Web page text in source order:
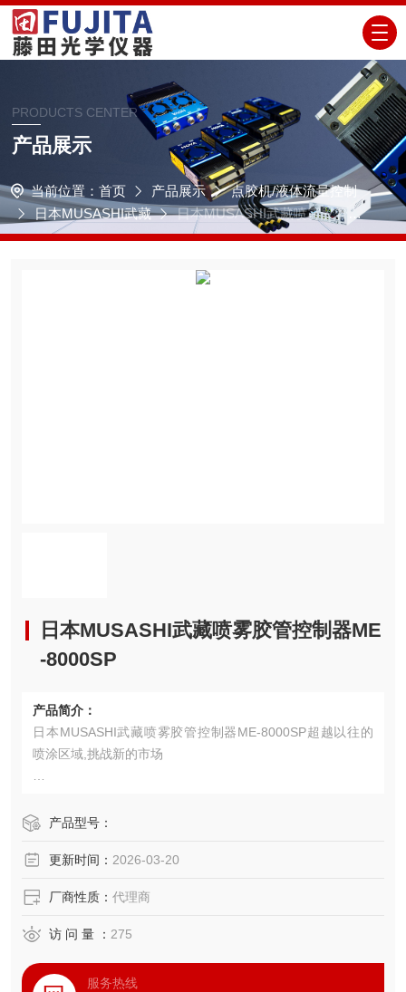
PRODUCTS CENTER
产品展示
当前位置： 首页 产品展示
点胶机/液体流量控制
日本MUSASHI武藏
日本MUSASHI武藏喷雾胶管控
制器ME-8000SP
日本MUSASHI武藏喷雾胶管控制器ME
-8000SP
产品简介：
日本MUSASHI武藏喷雾胶管控制器ME-8000SP超越以往的
喷涂区域,挑战新的市场
正在研究使用喷雾的施工方法。
由ME-8000SP精确管理的吐出条件大大降低了建立新喷涂经
此外,数字化后的控制器也直接适用于量产设备,发挥最大的正
产品型号：
更新时间： 2026-03-20
厂商性质： 代理商
访 问 量 ： 275
服务热线